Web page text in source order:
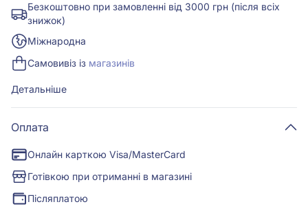
Безкоштовно при замовленні від 3000 грн (після всіх
знижок)
Міжнародна
Самовивіз із магазинів
Детальніше
Оплата
Онлайн карткою Visa/MasterCard
Готівкою при отриманні в магазині
Післяплатою